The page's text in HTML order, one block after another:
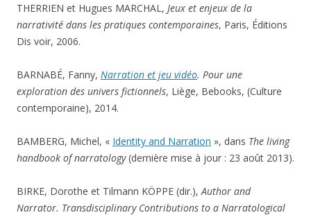
THERRIEN et Hugues MARCHAL, Jeux et enjeux de la
narrativité dans les pratiques contemporaines, Paris, Éditions
Dis voir, 2006.
BARNABÉ, Fanny, Narration et jeu vidéo. Pour une
exploration des univers fictionnels, Liège, Bebooks, (Culture
contemporaine), 2014.
BAMBERG, Michel, « Identity and Narration », dans The living
handbook of narratology(dernière mise à jour : 23 août 2013).
BIRKE, Dorothe et Tilmann KÖPPE (dir.),Author and
Narrator. Transdisciplinary Contributions to a Narratological